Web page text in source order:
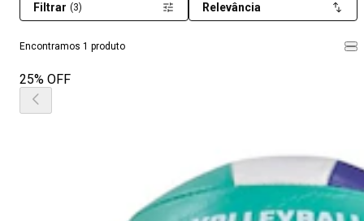
Encontramos 1 produto
Filtrar (3) Relevância
25% OFF